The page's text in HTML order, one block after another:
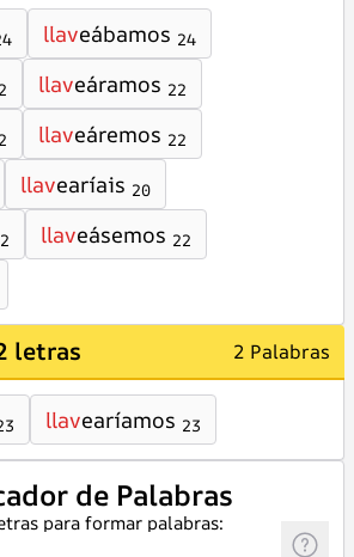
llaveábamos 24
llaveáramos 22
llaveáremos 22
llavearíais 20
llaveásemos 22
letras 2 Palabras
llavearíamos 23
de Palabras
para formar palabras: